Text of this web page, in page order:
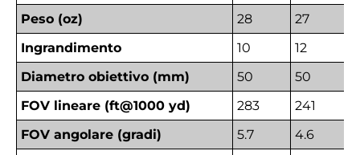
Peso (oz)
28
27
Ingrandimento
10
12
Diametro obiettivo (mm)
50
50
FOV lineare (ft@1000 yd)
283
241
FOV angolare (gradi)
5.7
4.6